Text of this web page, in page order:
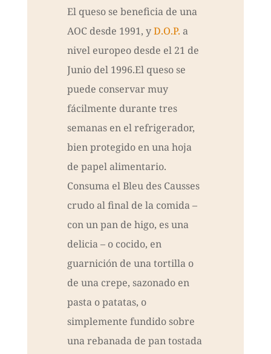
El queso se beneficia de una
AOC desde 1991, yD.O.P. a
nivel europeo desde el 21 de
Junio del 1996.El queso se
puede conservar muy
fácilmente durante tres
semanas en el refrigerador,
bien protegido en una hoja
de papel alimentario.
Consuma el Bleu des Causses
crudo al final de la comida –
con un pan de higo, es una
delicia – o cocido, en
guarnición de una tortilla o
de una crepe, sazonado en
pasta o patatas, o
simplemente fundido sobre
una rebanada de pan tostada